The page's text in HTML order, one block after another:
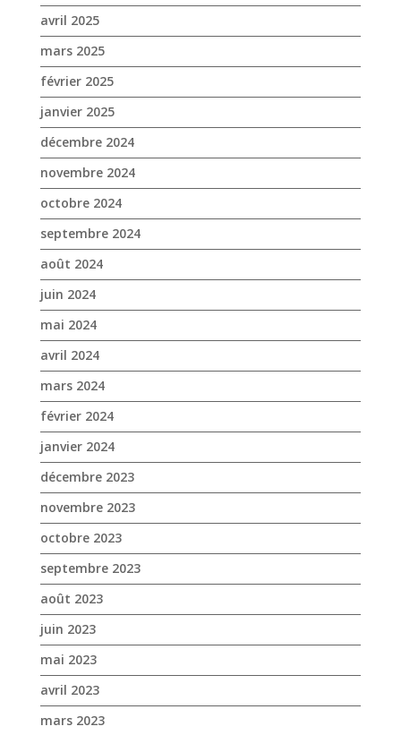
avril 2025
mars 2025
février 2025
janvier 2025
décembre 2024
novembre 2024
octobre 2024
septembre 2024
août 2024
juin 2024
mai 2024
avril 2024
mars 2024
février 2024
janvier 2024
décembre 2023
novembre 2023
octobre 2023
septembre 2023
août 2023
juin 2023
mai 2023
avril 2023
mars 2023